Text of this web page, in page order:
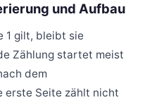
und Aufbau
1 gilt, bleibt sie
Zählung startet meist
dem
erste Seite zählt nicht